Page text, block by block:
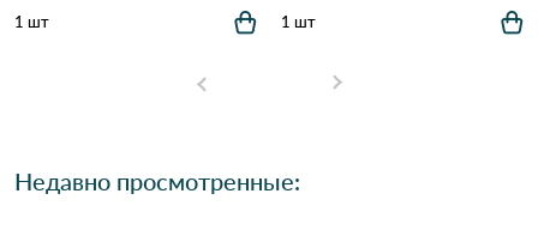
1 шт 1 шт
Недавно просмотренные: